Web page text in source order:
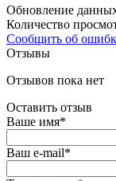
Обновление
Количество
Сообщить об
Отзывы
Отзывов пока нет
Оставить отзыв
Ваше имя*
Ваш e-mail*